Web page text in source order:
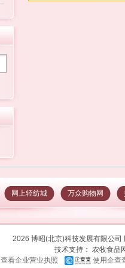
网上轻纺城 万众购物网
2026 博昭(北京)科技发展有限公司
技术支持： 农牧食品
查看企业营业执照 使用企查